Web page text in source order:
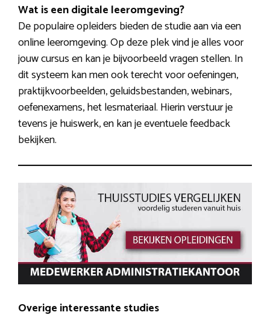
Wat is een digitale leeromgeving?
De populaire opleiders bieden de studie aan via een
online leeromgeving. Op deze plek vind je alles voor
jouw cursus en kan je bijvoorbeeld vragen stellen. In
dit systeem kan men ook terecht voor oefeningen,
praktijkvoorbeelden, geluidsbestanden, webinars,
oefenexamens, het lesmateriaal. Hierin verstuur je
tevens je huiswerk, en kan je eventuele feedback
bekijken.
Overige interessante studies